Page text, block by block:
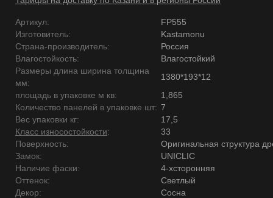
Артикул:
FP555
Изготовитель:
Kastamonu
Страна-производитель:
Россия
Влагостойкость:
Влагостойкий
Размеры длина ширина толщина
мм:
1380*193*12
площадь в упаковке м кв:
1,865
Количество панелей в упаковке шт: 7
Вес упаковки кг:
17,5
Класс износостойкости:
33
Поверхность:
Оригинальная структура
Замок:
UNICLIC
Наличие фаски:
4-хсторонняя
Оттенок:
Светлый
Декор:
Сосна